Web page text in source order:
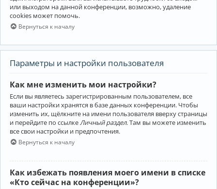
или выходом на данной конференции, возможно, удаление
cookies может помочь.
Вернуться к началу
Параметры и настройки пользователя
Как мне изменить мои настройки?
Если вы являетесь зарегистрированным пользователем, все
ваши настройки хранятся в базе данных конференции. Чтобы
изменить их, щёлкните на имени пользователя вверху страницы
и перейдите по ссылке Личный раздел. Там вы можете изменить
все свои настройки и предпочтения.
Вернуться к началу
Как избежать появления моего имени в списке
«Кто сейчас на конференции»?